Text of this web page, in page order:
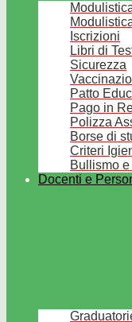
Iscrizioni
Libri di
Sicurezza
Patto
Pago in
Polizza
Borse di
Criteri
Bullismo
Docenti e